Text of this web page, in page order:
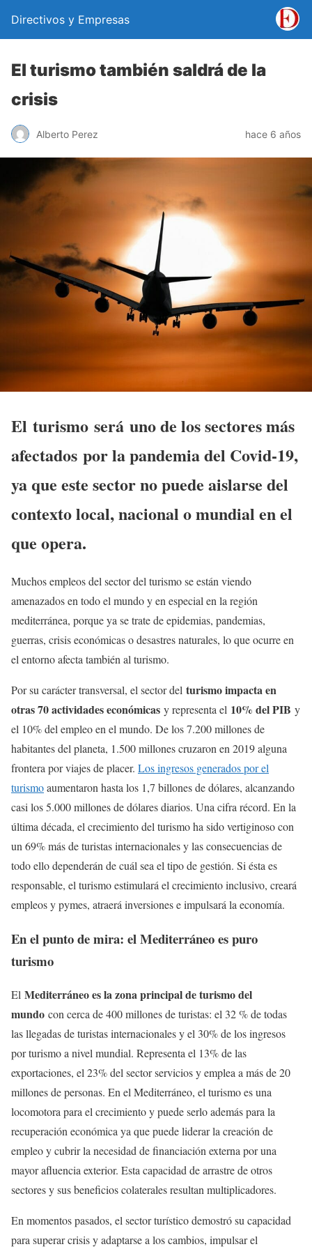
Directivos y Empresas
El turismo también saldrá de la
crisis
Alberto Perez hace 6 años
El turismo será uno de los sectores más
afectados por la pandemia del Covid-19,
ya que este sector no puede aislarse del
contexto local, nacional o mundial en el
que opera.
Muchos empleos del sector del turismo se están viendo
amenazados en todo el mundo y en especial en la región
mediterránea, porque ya se trate de epidemias, pandemias,
guerras, crisis económicas o desastres naturales, lo que ocurre en
el entorno afecta también al turismo.
Por su carácter transversal, el sector del turismo impacta en
otras 70 actividades económicas y representa el 10% del PIB y
el 10% del empleo en el mundo. De los 7.200 millones de
habitantes del planeta, 1.500 millones cruzaron en 2019 alguna
frontera por viajes de placer. Los ingresos generados por el
turismoaumentaron hasta los 1,7 billones de dólares, alcanzando
casi los 5.000 millones de dólares diarios. Una cifra récord. En la
última década, el crecimiento del turismo ha sido vertiginoso con
un 69% más de turistas internacionales y las consecuencias de
todo ello dependerán de cuál sea el tipo de gestión. Si ésta es
responsable, el turismo estimulará el crecimiento inclusivo, creará
empleos y pymes, atraerá inversiones e impulsará la economía.
En el punto de mira: el Mediterráneo es puro
turismo
El Mediterráneo es la zona principal de turismo del
mundo con cerca de 400 millones de turistas: el 32 % de todas
las llegadas de turistas internacionales y el 30% de los ingresos
por turismo a nivel mundial. Representa el 13% de las
exportaciones, el 23% del sector servicios y emplea a más de 20
millones de personas. En el Mediterráneo, el turismo es una
locomotora para el crecimiento y puede serlo además para la
recuperación económica ya que puede liderar la creación de
empleo y cubrir la necesidad de financiación externa por una
mayor afluencia exterior. Esta capacidad de arrastre de otros
sectores y sus beneficios colaterales resultan multiplicadores.
En momentos pasados, el sector turístico demostró su capacidad
para superar crisis y adaptarse a los cambios, impulsar el